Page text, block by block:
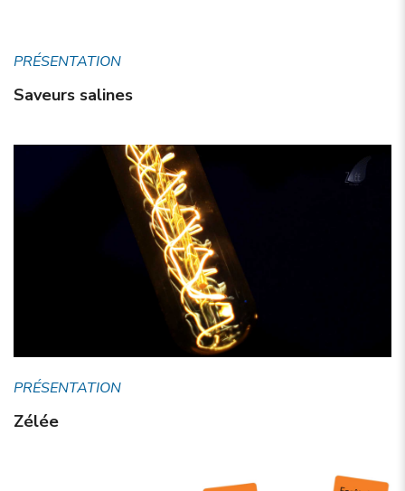
PRÉSENTATION
Saveurs salines
PRÉSENTATION
Zélée